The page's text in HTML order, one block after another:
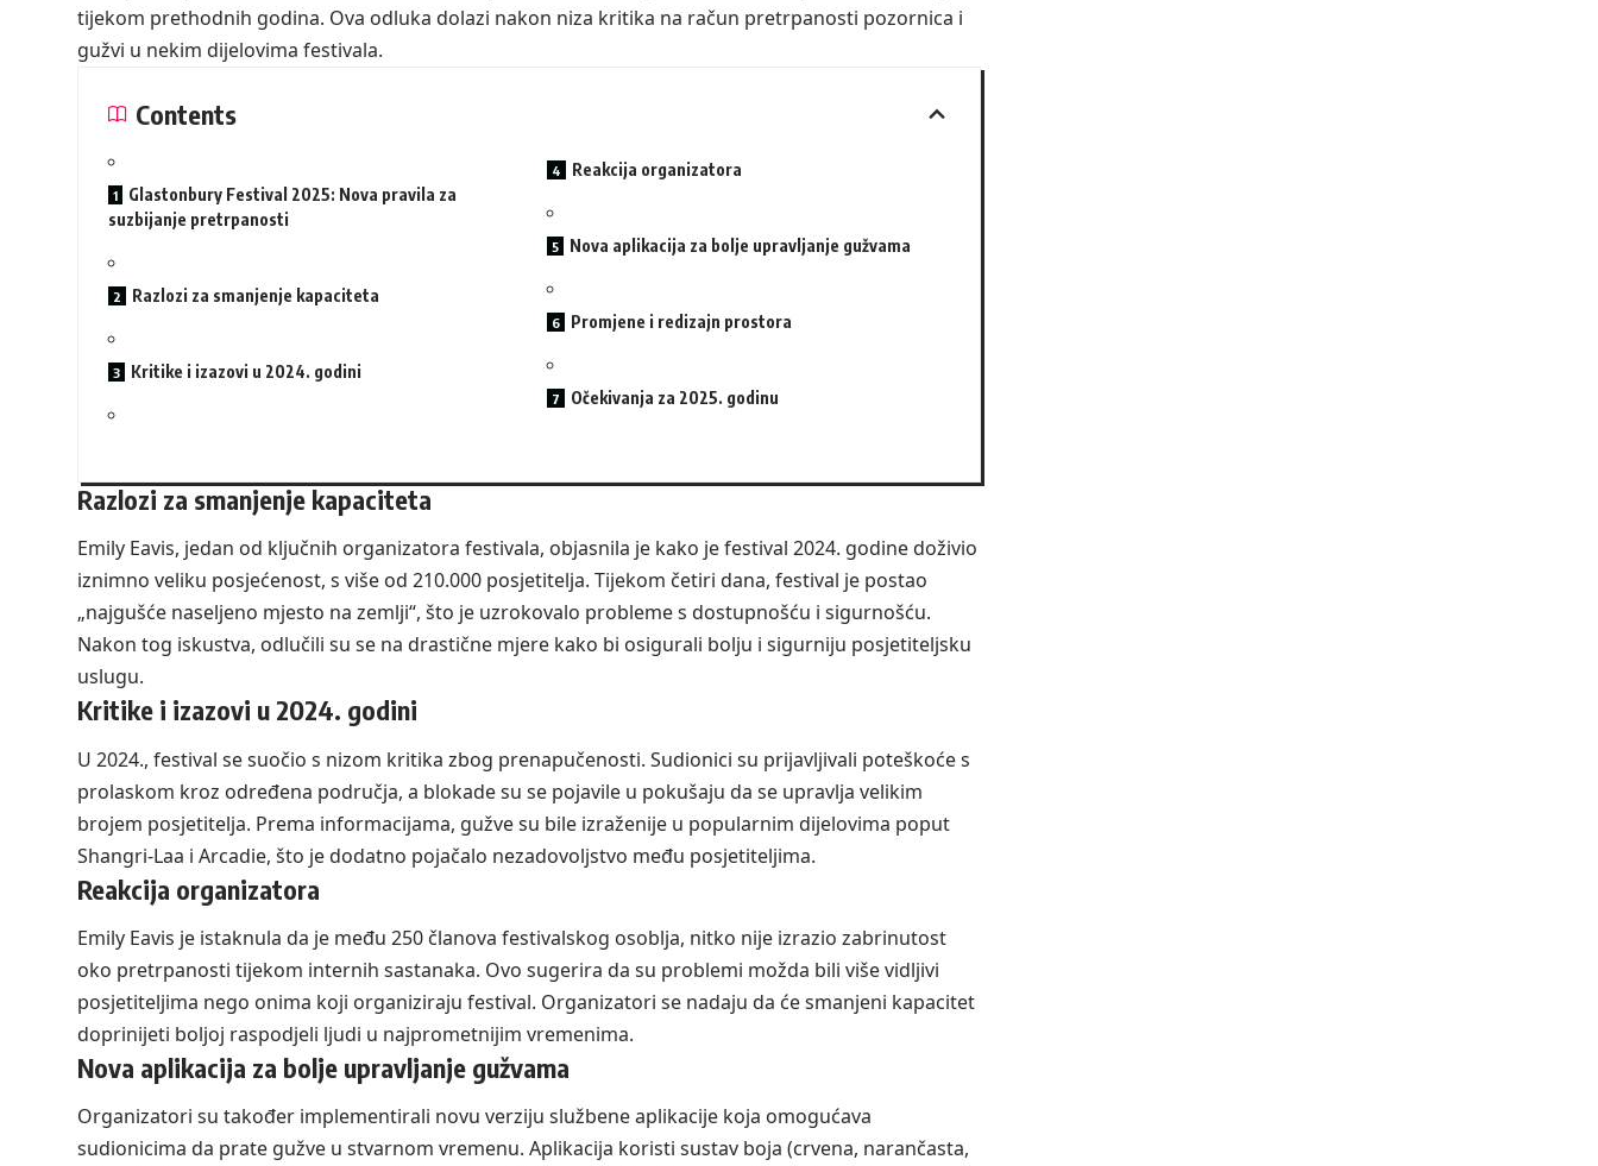
tijekom prethodnih godina. Ova odluka dolazi nakon niza kritika na račun pretrpanosti pozornica i
gužvi u nekim dijelovima festivala.
Contents
Glastonbury Festival 2025: Nova pravila za
suzbijanje pretrpanosti
Razlozi za smanjenje kapaciteta
Kritike i izazovi u 2024. godini
Reakcija organizatora
Nova aplikacija za bolje upravljanje gužvama
Promjene i redizajn prostora
Očekivanja za 2025. godinu
Razlozi za smanjenje kapaciteta
Emily Eavis, jedan od ključnih organizatora festivala, objasnila je kako je festival 2024. godine doživio
iznimno veliku posjećenost, s više od 210.000 posjetitelja. Tijekom četiri dana, festival je postao
„najgušće naseljeno mjesto na zemlji“, što je uzrokovalo probleme s dostupnošću i sigurnošću.
Nakon tog iskustva, odlučili su se na drastične mjere kako bi osigurali bolju i sigurniju posjetiteljsku
uslugu.
Kritike i izazovi u 2024. godini
U 2024., festival se suočio s nizom kritika zbog prenapučenosti. Sudionici su prijavljivali poteškoće s
prolaskom kroz određena područja, a blokade su se pojavile u pokušaju da se upravlja velikim
brojem posjetitelja. Prema informacijama, gužve su bile izraženije u popularnim dijelovima poput
Shangri-Laa i Arcadie, što je dodatno pojačalo nezadovoljstvo među posjetiteljima.
Reakcija organizatora
Emily Eavis je istaknula da je među 250 članova festivalskog osoblja, nitko nije izrazio zabrinutost
oko pretrpanosti tijekom internih sastanaka. Ovo sugerira da su problemi možda bili više vidljivi
posjetiteljima nego onima koji organiziraju festival. Organizatori se nadaju da će smanjeni kapacitet
doprinijeti boljoj raspodjeli ljudi u najprometnijim vremenima.
Nova aplikacija za bolje upravljanje gužvama
Organizatori su također implementirali novu verziju službene aplikacije koja omogućava
sudionicima da prate gužve u stvarnom vremenu. Aplikacija koristi sustav boja (crvena, narančasta,